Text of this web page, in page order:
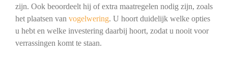
zijn. Ook beoordeelt hij of extra maatregelen nodig zijn, zoals
het plaatsen van vogelwering. U hoort duidelijk welke opties
u hebt en welke investering daarbij hoort, zodat u nooit voor
verrassingen komt te staan.